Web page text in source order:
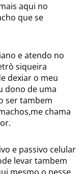
aqui no
que se
e atendo no
siqueira
dexiar o meu
dono de uma
ser tambem
chama
e passivo celular
levar tambem